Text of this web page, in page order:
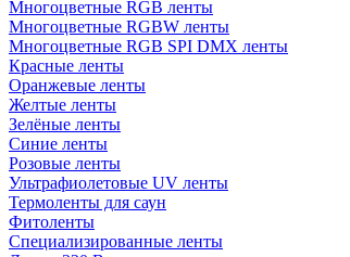
Многоцветные RGB ленты
Многоцветные RGBW ленты
Многоцветные RGB SPI DMX ленты
Красные ленты
Оранжевые ленты
Желтые ленты
Зелёные ленты
Синие ленты
Розовые ленты
Ультрафиолетовые UV ленты
Термоленты для саун
Фитоленты
Специализированные ленты